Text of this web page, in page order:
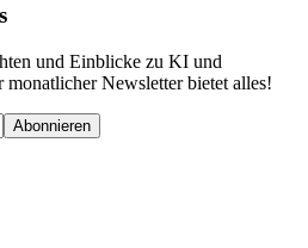
und Einblicke zu KI und
monatlicher Newsletter bietet alles!
Abonnieren